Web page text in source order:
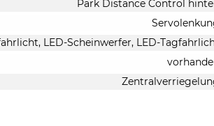
Park Distance Control
LED-Scheinwerfer, LED-